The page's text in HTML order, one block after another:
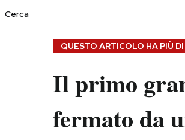
QUESTO ARTICOLO HA PIÙ DI
Il primo
fermato da